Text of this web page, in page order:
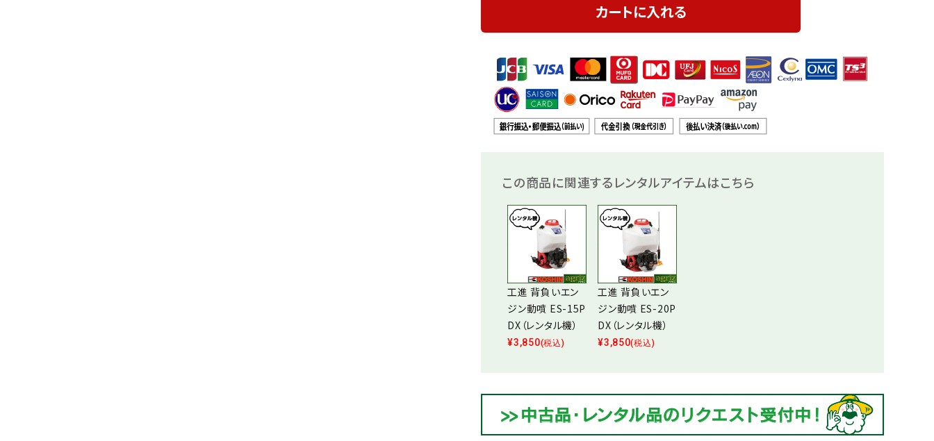
カートに入れる
この商品に関連するレンタルアイテムはこちら
工進 背負いエン
ジン動噴 ES-15P
DX（レンタル機）
¥3,850(税込)
工進 背負いエン
ジン動噴 ES-20P
DX（レンタル機）
¥3,850(税込)